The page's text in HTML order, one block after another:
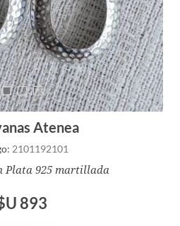
Atenea
2101192101
Plata 925 martillada
893